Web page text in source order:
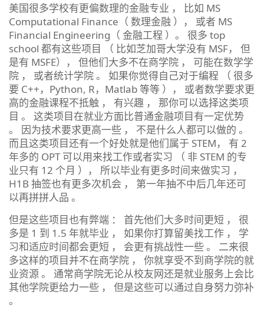
美国很多学校有更偏数理的金融专业 ， 比如 MS
Computational Finance（ 数理金融 ）， 或者 MS
Financial Engineering（ 金融工程 ）。 很多 top
school 都有这些项目 （ 比如芝加哥大学没有 MSF， 但
是有 MSFE）， 但他们大多不在商学院 ， 可能在数学学
院 ， 或者统计学院 。 如果你觉得自己对于编程 （ 很多
要 C++，Python, R，Matlab 等等 ）， 或者数学要求更
高的金融课程不抵触 ， 有兴趣 ， 那你可以选择这类项
目 。 这类项目在就业方面比普通金融项目有一定优势
。 因为技术要求更高一些 ， 不是什么人都可以做的 。
而且这类项目还有一个好处就是他们属于 STEM， 有 2
年多的 OPT 可以用来找工作或者实习 （ 非 STEM 的专
业只有 12 个月 ）， 所以毕业有更多时间来做实习 ，
H1B 抽签也有更多次机会 ， 第一年抽不中后几年还可
以再拼拼人品 。
但是这些项目也有弊端 ： 首先他们大多时间更短 ， 很
多是 1 到 1.5 年就毕业 ， 如果你打算留美找工作 ， 学
习和适应时间都会更短 ， 会更有挑战性一些 。 二来很
多这样的项目并不在商学院 ， 你就享受不到商学院的就
业资源 。 通常商学院无论从校友网还是就业服务上会比
其他学院更给力一些 ， 但是这些可以通过自身努力弥补
。